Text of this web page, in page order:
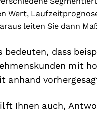
Wert,
leiten Sie dann
bedeuten, dass
mit
anhand
Ihnen auch,